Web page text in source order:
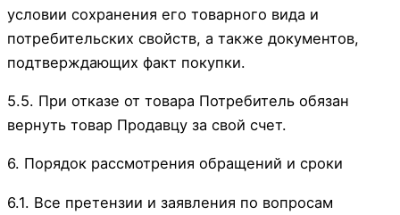
условии сохранения его товарного вида и
потребительских свойств, а также документов,
подтверждающих факт покупки.
5.5. При отказе от товара Потребитель обязан
вернуть товар Продавцу за свой счет.
6. Порядок рассмотрения обращений и сроки
6.1. Все претензии и заявления по вопросам